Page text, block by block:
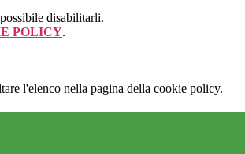
disabilitarli.
POLICY.
l'elenco nella pagina della cookie policy.